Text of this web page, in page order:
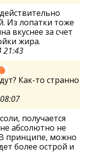
Из лопатки тоже
вкуснее за счет
жира.
21:43
Как-то странно
получается
абсолютно не
принципе, можно
более острой и